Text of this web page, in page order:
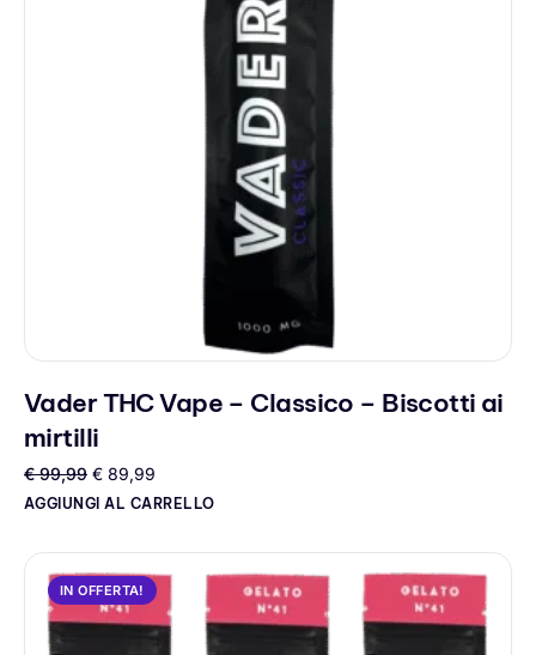
Vader THC Vape – Classico – Biscotti ai
mirtilli
€99,99 € 89,99
AGGIUNGI AL CARRELLO
IN OFFERTA!